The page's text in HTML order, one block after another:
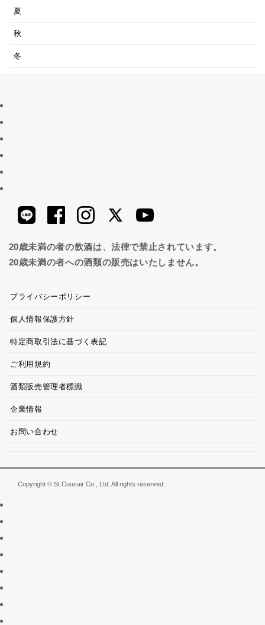
夏
秋
冬
20歳未満の者の飲酒は、法律で禁止されています。
20歳未満の者への酒類の販売はいたしません。
プライバシーポリシー
個人情報保護方針
特定商取引法に基づく表記
ご利用規約
酒類販売管理者標識
企業情報
お問い合わせ
Copyright © St.Cousair Co., Ltd. All rights reserved.